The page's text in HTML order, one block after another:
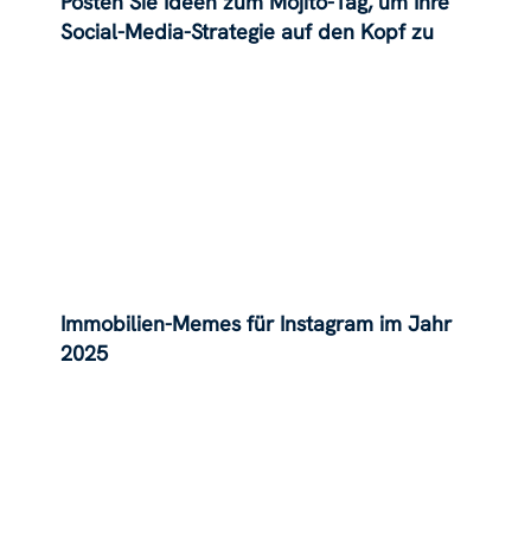
Social-Media-Strategie auf den Kopf zu
Immobilien-Memes für Instagram im Jahr
2025